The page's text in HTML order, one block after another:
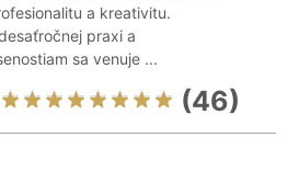
a kreativitu.
praxi a
sa venuje ...
(46)